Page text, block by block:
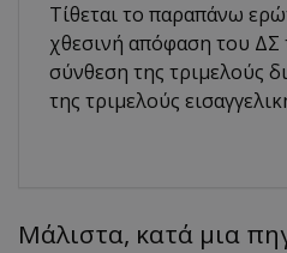
Τίθεται το παραπάνω
χθεσινή απόφαση του ΔΣ
σύνθεση της τριμελούς
της τριμελούς
Μάλιστα, κατά μια